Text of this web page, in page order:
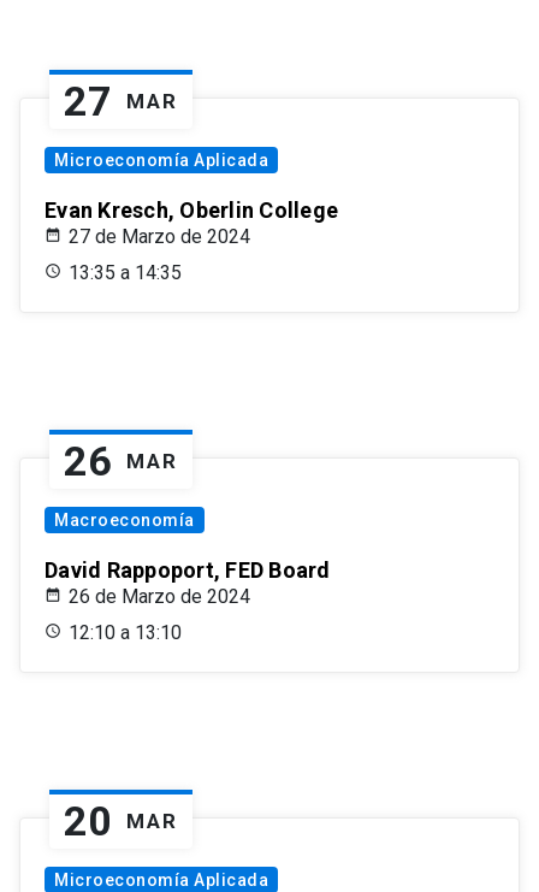
27 MAR
Microeconomía Aplicada
Evan Kresch, Oberlin College
27 de Marzo de 2024
13:35 a 14:35
26 MAR
Macroeconomía
David Rappoport, FED Board
26 de Marzo de 2024
12:10 a 13:10
20 MAR
Microeconomía Aplicada